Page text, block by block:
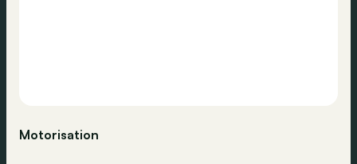
Motorisation